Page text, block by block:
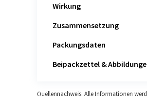
Wirkung
Zusammensetzung
Packungsdaten
Beipackzettel &
Quellennachweis: Alle Informationen